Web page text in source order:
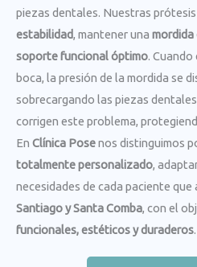
piezas dentales. Nuestras
estabilidad, mantener una mordida
soporte funcional óptimo.
boca, la presión de la mordida se
sobrecargando las piezas
corrigen este problema,
En Clínica Posenos distinguimos
totalmente personalizado,
necesidades de cada paciente
Santiago y Santa Comba, con el
funcionales, estéticos y duraderos.